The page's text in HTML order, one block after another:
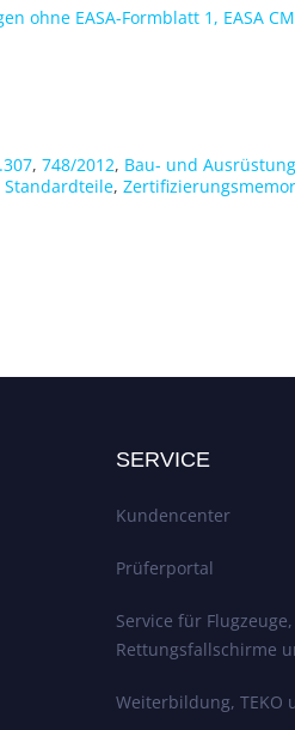
EASA-Formblatt 1, EASA
, 748/2012, Bau- und
Standardteile,
SERVICE
Kundencenter
Prüferportal
Service für Flugzeuge,
Rettungsfallschirme
Weiterbildung, TEKO